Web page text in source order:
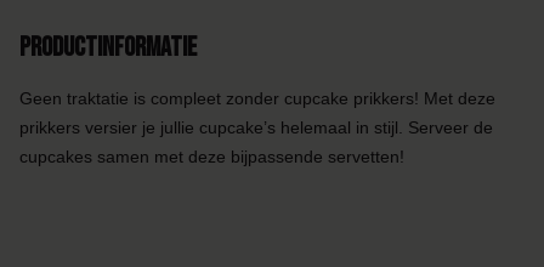
Productinformatie
Geen traktatie is compleet zonder cupcake prikkers! Met deze
prikkers versier je jullie cupcake’s helemaal in stijl. Serveer de
cupcakes samen met deze bijpassende servetten!